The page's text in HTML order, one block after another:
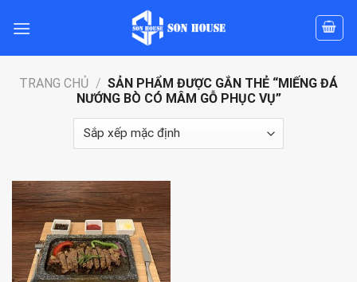
TRANG CHỦ / SẢN PHẨM ĐƯỢC GẮN THẺ “MIẾNG ĐÁ
NƯỚNG BÒ CÓ MÂM GỖ PHỤC VỤ”